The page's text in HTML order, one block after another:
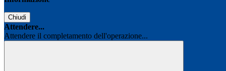
Chiudi
Attendere...
Attendere il completamento dell'operazione...